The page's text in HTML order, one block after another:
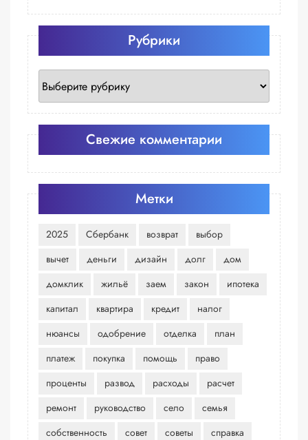
Рубрики
Рубрики
Свежие комментарии
Метки
2025 Сбербанк возврат
выбор
вычет
деньги дизайн долг
дом
домклик
жильё заем закон
ипотека
капитал
квартира кредит
налог
нюансы
одобрение отделка
план
платеж
покупка помощь
право
проценты
развод расходы
расчет
ремонт
руководство село
семья
собственность
совет советы справка